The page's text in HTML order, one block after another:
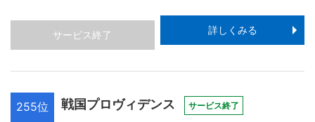
サービス終了 詳しくみる
255位 戦国プロヴィデンス サービス終了